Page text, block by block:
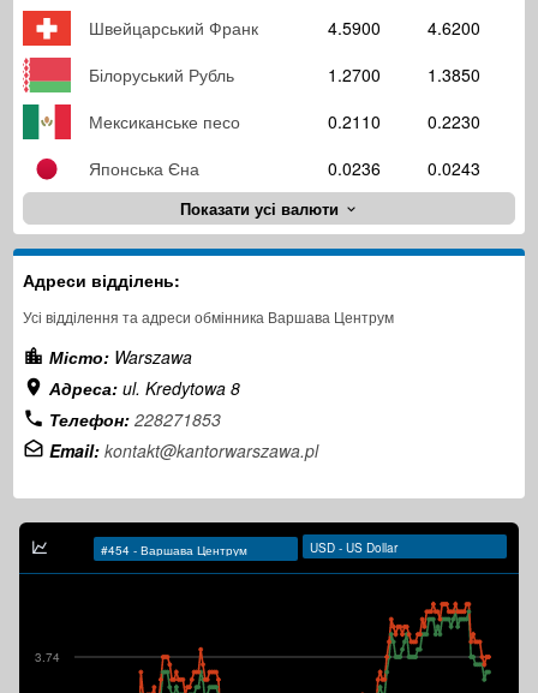
Швейцарський Франк
4.5900
4.6200
Білоруський Рубль
1.2700
1.3850
Мексиканське песо
0.2110
0.2230
Японська Єна
0.0236 0.0243
Показати усі валюти
Адреси відділень:
Усі відділення та адреси обмінника Варшава Центрум
Місто: Warszawa
Адреса: ul. Kredytowa 8
Телефон: 228271853
Email: kontakt@kantorwarszawa.pl
3.74